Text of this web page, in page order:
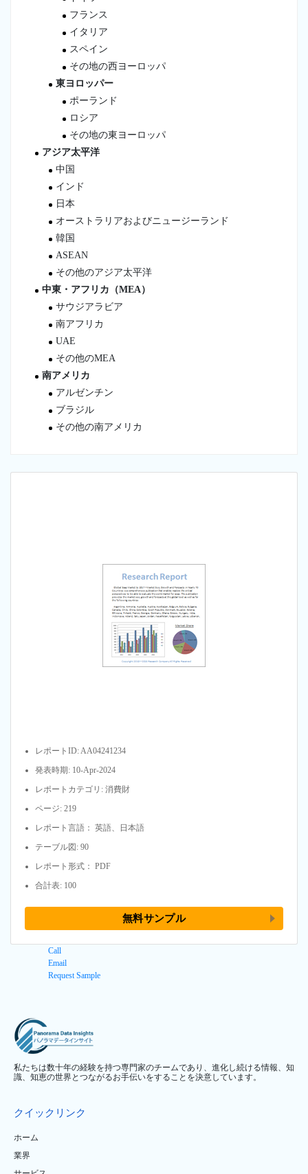
フランス
イタリア
スペイン
その地の西ヨーロッパ
東ヨロッパー
ポーランド
ロシア
その地の東ヨーロッパ
アジア太平洋
中国
インド
日本
オーストラリアおよびニュージーランド
韓国
ASEAN
その他のアジア太平洋
中東・アフリカ（MEA）
サウジアラビア
南アフリカ
UAE
その他のMEA
南アメリカ
アルゼンチン
ブラジル
その他の南アメリカ
レポートID: AA04241234
発表時期: 10-Apr-2024
レポートカテゴリ: 消費財
ページ: 219
レポート言語： 英語、日本語
テーブル図: 90
レポート形式： PDF
合計表: 100
無料サンプル
Call
Email
Request Sample
私たちは数十年の経験を持つ専門家のチームであり、進化し続ける情報、知
識、知恵の世界とつながるお手伝いをすることを決意しています。
クイックリンク
ホーム
業界